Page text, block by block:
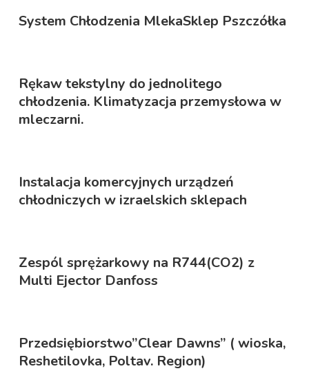
System Chłodzenia Mleka
Rękaw tekstylny do jednolitego
chłodzenia. Klimatyzacja przemysłowa w
mleczarni.
Instalacja komercyjnych urządzeń
chłodniczych w izraelskich sklepach
Zespól sprężarkowy na R744(CO2) z
Multi Ejector Danfoss
Przedsiębiorstwo”Clear Dawns” ( wioska,
Reshetilovka, Poltav. Region)
Sklep Pszczółka